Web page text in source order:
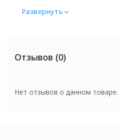
Развернуть
Отзывов (0)
Нет отзывов о данном товаре.